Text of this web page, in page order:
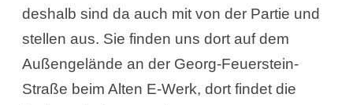
deshalb sind da auch mit von der Partie und
stellen aus. Sie finden uns dort auf dem
Außengelände an der Georg-Feuerstein-
Straße beim Alten E-Werk, dort findet die